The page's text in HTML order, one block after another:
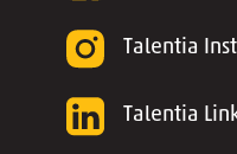
Talentia
Talentia